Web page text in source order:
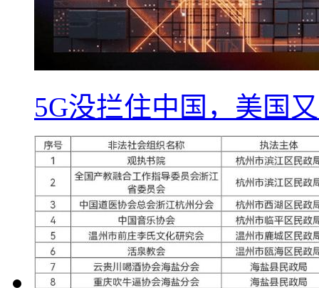
5G没拦住中国，美国